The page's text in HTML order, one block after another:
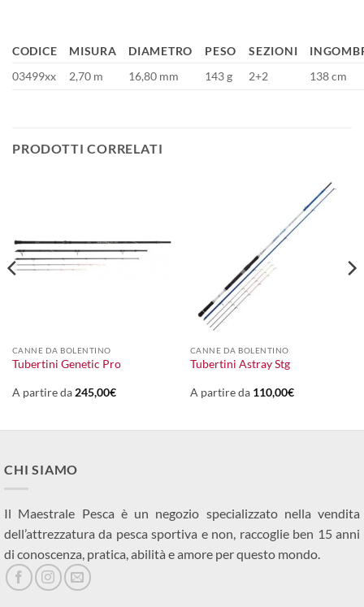
CODICE MISURA DIAMETRO PESO SEZIONI
03499xx
2,70 m 16,80 mm 143 g 2+2 138 cm
PRODOTTI CORRELATI
CANNE DA BOLENTINO
Tubertini Genetic Pro
A partire da 245,00€
CANNE DA BOLENTINO
Tubertini Astray Stg
A partire da 110,00€
CHI SIAMO
Il Maestrale Pesca è un negozio specializzato nella vendita
dell’attrezzatura da pesca sportiva e non, raccoglie ben 15 anni
di conoscenza, pratica, abilità e amore per questo mondo.